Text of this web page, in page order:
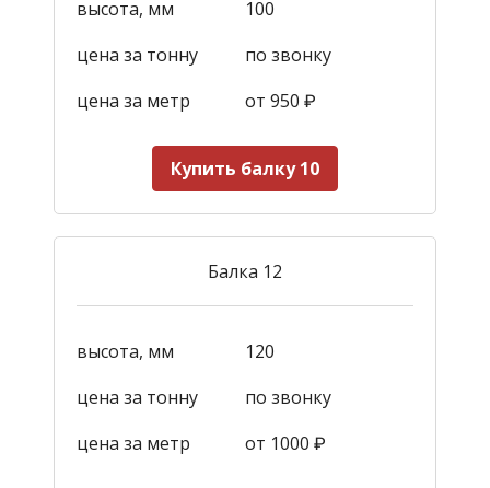
высота, мм
100
цена за тонну
по звонку
цена за метр
от 950 ₽
Купить балку 10
Балка 12
высота, мм
120
цена за тонну
по звонку
цена за метр
от 1000 ₽